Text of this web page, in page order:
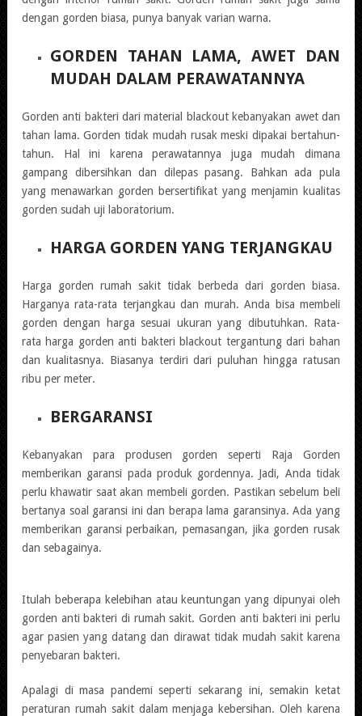
dengan gorden biasa, punya banyak varian warna.
GORDEN TAHAN LAMA, AWET DAN
MUDAH DALAM PERAWATANNYA
Gorden anti bakteri dari material blackout kebanyakan awet dan
tahan lama. Gorden tidak mudah rusak meski dipakai bertahun-
tahun. Hal ini karena perawatannya juga mudah dimana
gampang dibersihkan dan dilepas pasang. Bahkan ada pula
yang menawarkan gorden bersertifikat yang menjamin kualitas
gorden sudah uji laboratorium.
HARGA GORDEN YANG TERJANGKAU
Harga gorden rumah sakit tidak berbeda dari gorden biasa.
Harganya rata-rata terjangkau dan murah. Anda bisa membeli
gorden dengan harga sesuai ukuran yang dibutuhkan. Rata-
rata harga gorden anti bakteri blackout tergantung dari bahan
dan kualitasnya. Biasanya terdiri dari puluhan hingga ratusan
ribu per meter.
BERGARANSI
Kebanyakan para produsen gorden seperti Raja Gorden
memberikan garansi pada produk gordennya. Jadi, Anda tidak
perlu khawatir saat akan membeli gorden. Pastikan sebelum beli
bertanya soal garansi ini dan berapa lama garansinya. Ada yang
memberikan garansi perbaikan, pemasangan, jika gorden rusak
dan sebagainya.
Itulah beberapa kelebihan atau keuntungan yang dipunyai oleh
gorden anti bakteri di rumah sakit. Gorden anti bakteri ini perlu
agar pasien yang datang dan dirawat tidak mudah sakit karena
penyebaran bakteri.
Apalagi di masa pandemi seperti sekarang ini, semakin ketat
peraturan rumah sakit dalam menjaga kebersihan. Oleh karena